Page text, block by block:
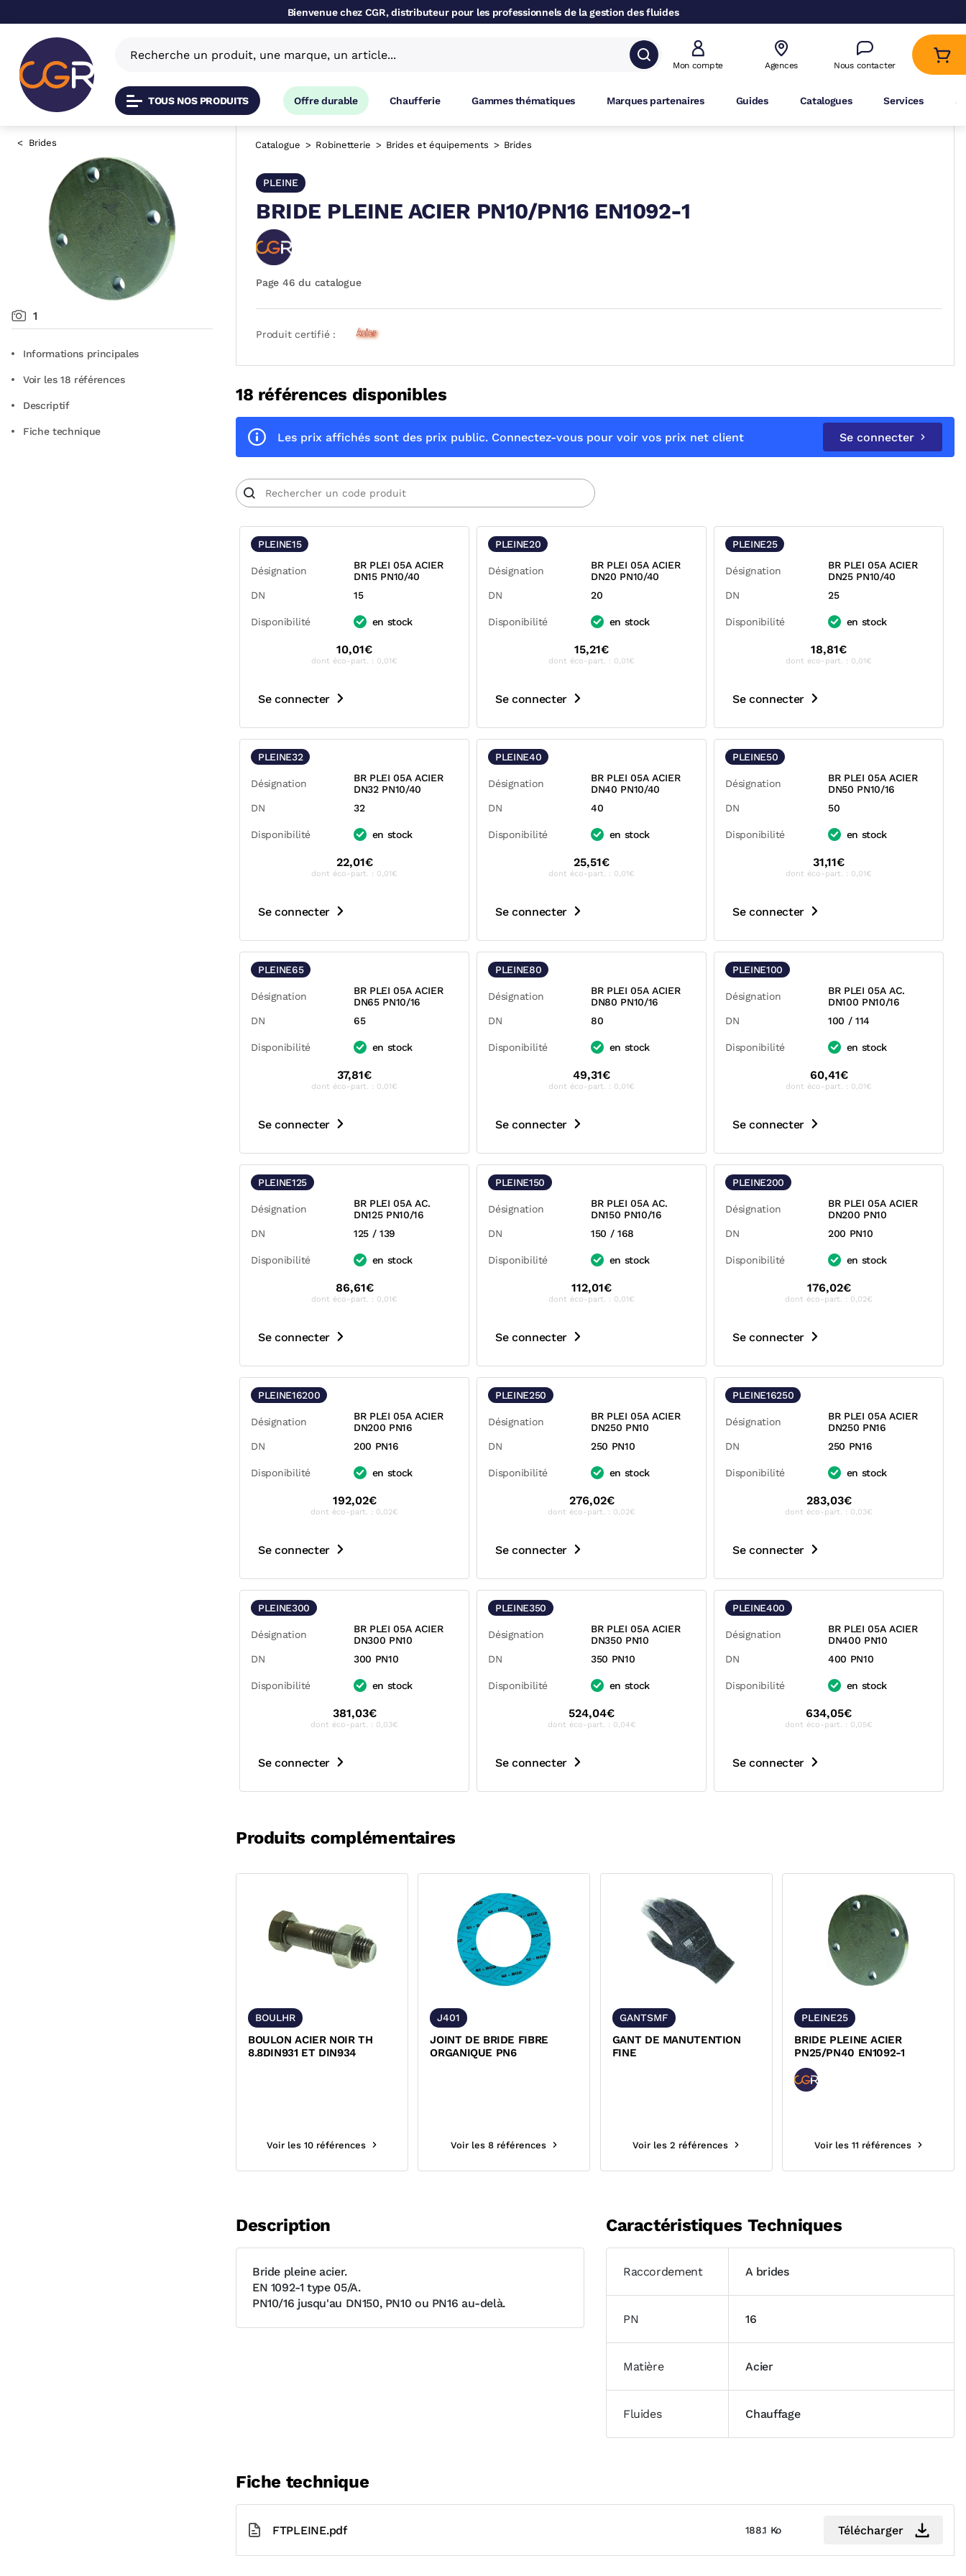
Bienvenue chez CGR, distributeur pour les professionnels de la gestion des fluides
Mon compte Agences Nous contacter
TOUS NOS PRODUITS Offre durable Chaufferie Gammes thématiques Marques partenaires Guides Catalogues Services
Brides
1
Informations principales
Voir les 18 références
Descriptif
Fiche technique
Catalogue Robinetterie Brides et équipements Brides
PLEINE
BRIDE PLEINE ACIER PN10/PN16 EN1092-1
Page 46 du catalogue
Produit certifié :
18 références disponibles
Les prix affichés sont des prix public. Connectez-vous pour voir vos prix net client Se connecter
PLEINE15
Désignation
BR PLEI 05A ACIER
DN15 PN10/40
DN
15
Disponibilité en stock
10,01€
dont éco-part. : 0,01€
Se connecter
PLEINE20
Désignation
BR PLEI 05A ACIER
DN20 PN10/40
DN
20
Disponibilité en stock
15,21€
dont éco-part. : 0,01€
Se connecter
PLEINE25
Désignation
BR PLEI 05A ACIER
DN25 PN10/40
DN
25
Disponibilité en stock
18,81€
dont éco-part. : 0,01€
Se connecter
PLEINE32
Désignation
BR PLEI 05A ACIER
DN32 PN10/40
DN
32
Disponibilité en stock
22,01€
dont éco-part. : 0,01€
Se connecter
PLEINE40
Désignation
BR PLEI 05A ACIER
DN40 PN10/40
DN
40
Disponibilité en stock
25,51€
dont éco-part. : 0,01€
Se connecter
PLEINE50
Désignation
BR PLEI 05A ACIER
DN50 PN10/16
DN
50
Disponibilité en stock
31,11€
dont éco-part. : 0,01€
Se connecter
PLEINE65
Désignation
BR PLEI 05A ACIER
DN65 PN10/16
DN
65
Disponibilité en stock
37,81€
dont éco-part. : 0,01€
Se connecter
PLEINE80
Désignation
BR PLEI 05A ACIER
DN80 PN10/16
DN
80
Disponibilité en stock
49,31€
dont éco-part. : 0,01€
Se connecter
PLEINE100
Désignation
BR PLEI 05A AC.
DN100 PN10/16
DN
100 / 114
Disponibilité en stock
60,41€
dont éco-part. : 0,01€
Se connecter
PLEINE125
Désignation
BR PLEI 05A AC.
DN125 PN10/16
DN
125 / 139
Disponibilité en stock
86,61€
dont éco-part. : 0,01€
Se connecter
PLEINE150
Désignation
BR PLEI 05A AC.
DN150 PN10/16
DN
150 / 168
Disponibilité en stock
112,01€
dont éco-part. : 0,01€
Se connecter
PLEINE200
Désignation
BR PLEI 05A ACIER
DN200 PN10
DN
200 PN10
Disponibilité en stock
176,02€
dont éco-part. : 0,02€
Se connecter
PLEINE16200
Désignation
BR PLEI 05A ACIER
DN200 PN16
DN
200 PN16
Disponibilité en stock
192,02€
dont éco-part. : 0,02€
Se connecter
PLEINE250
Désignation
BR PLEI 05A ACIER
DN250 PN10
DN
250 PN10
Disponibilité en stock
276,02€
dont éco-part. : 0,02€
Se connecter
PLEINE16250
Désignation
BR PLEI 05A ACIER
DN250 PN16
DN
250 PN16
Disponibilité en stock
283,03€
dont éco-part. : 0,03€
Se connecter
PLEINE300
Désignation
BR PLEI 05A ACIER
DN300 PN10
DN
300 PN10
Disponibilité en stock
381,03€
dont éco-part. : 0,03€
Se connecter
PLEINE350
Désignation
BR PLEI 05A ACIER
DN350 PN10
DN
350 PN10
Disponibilité en stock
524,04€
dont éco-part. : 0,04€
Se connecter
PLEINE400
Désignation
BR PLEI 05A ACIER
DN400 PN10
DN
400 PN10
Disponibilité en stock
634,05€
dont éco-part. : 0,05€
Se connecter
Produits complémentaires
BOULHR
BOULON ACIER NOIR TH
8.8DIN931 ET DIN934
Voir les 10 références
J401
JOINT DE BRIDE FIBRE
ORGANIQUE PN6
Voir les 8 références
GANTSMF
GANT DE MANUTENTION
FINE
Voir les 2 références
PLEINE25
BRIDE PLEINE ACIER
PN25/PN40 EN1092-1
Voir les 11 références
Description
Bride pleine acier.
EN 1092-1 type 05/A.
PN10/16 jusqu'au DN150, PN10 ou PN16 au-delà.
Caractéristiques Techniques
Raccordement A brides
PN 16
Matière Acier
Fluides Chauffage
Fiche technique
FTPLEINE.pdf 188.1 Ko Télécharger